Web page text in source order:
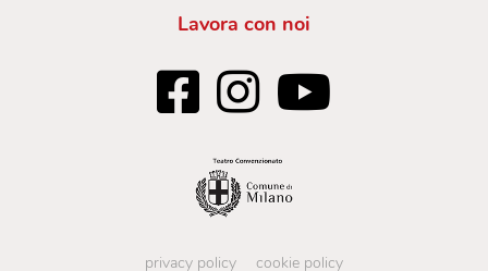
Lavora con noi
privacy policy cookie policy